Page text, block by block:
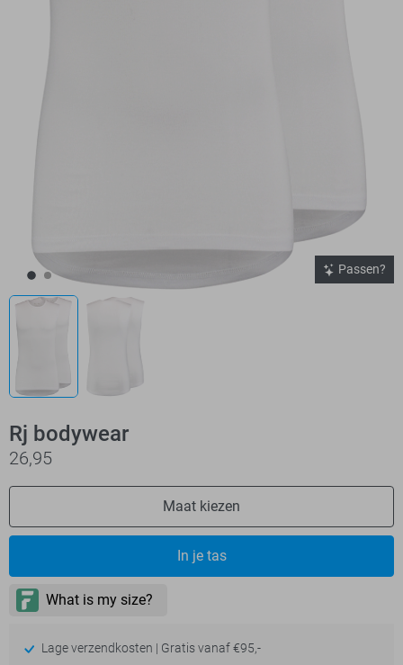
Passen?
Rj bodywear
26,95
Maat kiezen
In je tas
Lage verzendkosten | Gratis vanaf €95,-